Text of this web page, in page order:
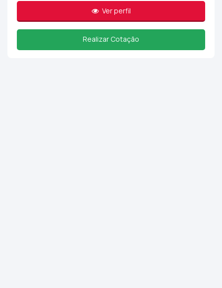
Ver perfil
Realizar Cotação